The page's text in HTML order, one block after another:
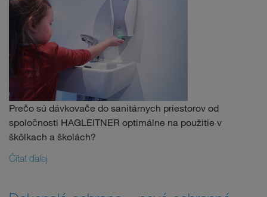
Prečo sú dávkovače do sanitárnych priestorov od
spoločnosti HAGLEITNER optimálne na použitie v
škôlkach a školách?
Čítať ďalej